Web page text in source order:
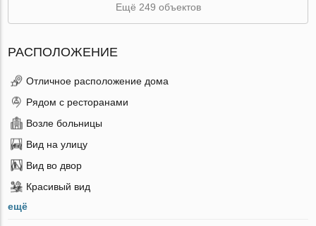
Ещё 249 объектов
РАСПОЛОЖЕНИЕ
Отличное расположение дома
Рядом с ресторанами
Возле больницы
Вид на улицу
Вид во двор
Красивый вид
ещё